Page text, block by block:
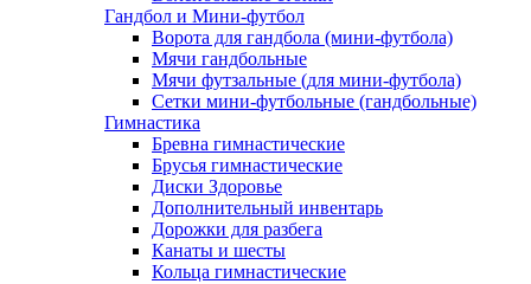
Гандбол и Мини-футбол
Ворота для гандбола (мини-футбола)
Мячи гандбольные
Мячи футзальные (для мини-футбола)
Сетки мини-футбольные (гандбольные)
Гимнастика
Бревна гимнастические
Брусья гимнастические
Диски Здоровье
Дополнительный инвентарь
Дорожки для разбега
Канаты и шесты
Кольца гимнастические